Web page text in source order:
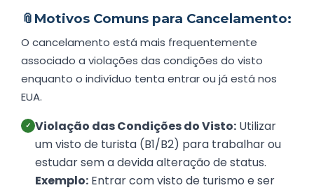
📎 Motivos Comuns para Cancelamento:
O cancelamento está mais frequentemente
associado a violações das condições do visto
enquanto o indivíduo tenta entrar ou já está nos
EUA.
✓ Violação das Condições do Visto: Utilizar
um visto de turista (B1/B2) para trabalhar ou
estudar sem a devida alteração de status.
Exemplo: Entrar com visto de turismo e ser